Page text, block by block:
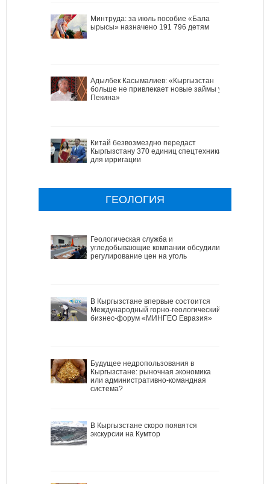
Минтруда: за июль пособие «Бала
ырысы» назначено 191 796 детям
Адылбек Касымалиев: «Кыргызстан
больше не привлекает новые займы у
Пекина»
Китай безвозмездно передаст
Кыргызстану 370 единиц спецтехники
для ирригации
ГЕОЛОГИЯ
Геологическая служба и
угледобывающие компании обсудили
регулирование цен на уголь
В Кыргызстане впервые состоится
Международный горно-геологический
бизнес-форум «МИНГЕО Евразия»
Будущее недропользования в
Кыргызстане: рыночная экономика
или административно-командная
система?
В Кыргызстане скоро появятся
экскурсии на Кумтор